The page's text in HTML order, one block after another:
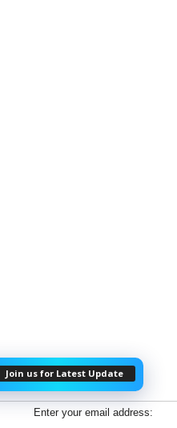
Join us for Latest Update
Enter your email address: